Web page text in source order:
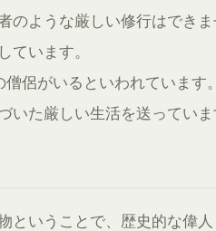
のような厳しい修行はでき
ています。
侶がいるといわれています
いた厳しい生活を送っていま
ということで、歴史的な偉